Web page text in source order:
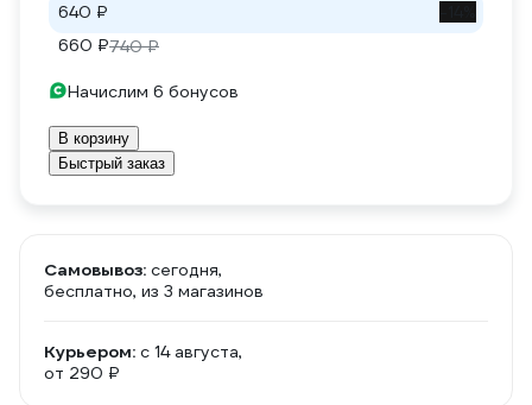
640 ₽
660 ₽740 ₽
Начислим 6 бонусов
В корзину
Быстрый заказ
Самовывоз: сегодня,
бесплатно, из 3 магазинов
Курьером: c 14 августа,
от 290 ₽